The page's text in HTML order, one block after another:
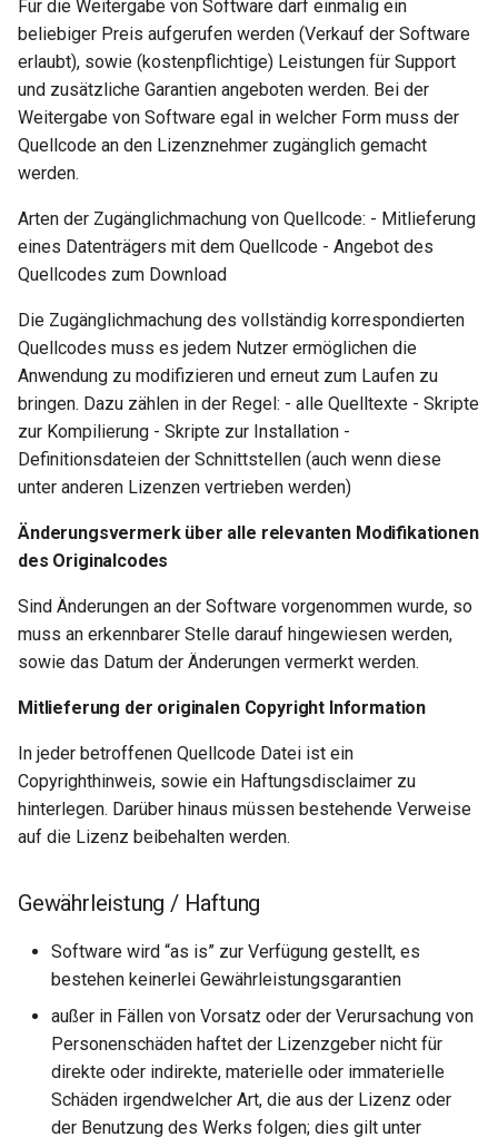
Für die Weitergabe von Software darf einmalig ein
beliebiger Preis aufgerufen werden (Verkauf der Software
erlaubt), sowie (kostenpflichtige) Leistungen für Support
und zusätzliche Garantien angeboten werden. Bei der
Weitergabe von Software egal in welcher Form muss der
Quellcode an den Lizenznehmer zugänglich gemacht
werden.
Arten der Zugänglichmachung von Quellcode: - Mitlieferung
eines Datenträgers mit dem Quellcode - Angebot des
Quellcodes zum Download
Die Zugänglichmachung des vollständig korrespondierten
Quellcodes muss es jedem Nutzer ermöglichen die
Anwendung zu modifizieren und erneut zum Laufen zu
bringen. Dazu zählen in der Regel: - alle Quelltexte - Skripte
zur Kompilierung - Skripte zur Installation -
Definitionsdateien der Schnittstellen (auch wenn diese
unter anderen Lizenzen vertrieben werden)
Änderungsvermerk über alle relevanten Modifikationen
des Originalcodes
Sind Änderungen an der Software vorgenommen wurde, so
muss an erkennbarer Stelle darauf hingewiesen werden,
sowie das Datum der Änderungen vermerkt werden.
Mitlieferung der originalen Copyright Information
In jeder betroffenen Quellcode Datei ist ein
Copyrighthinweis, sowie ein Haftungsdisclaimer zu
hinterlegen. Darüber hinaus müssen bestehende Verweise
auf die Lizenz beibehalten werden.
Gewährleistung / Haftung
Software wird “as is” zur Verfügung gestellt, es
bestehen keinerlei Gewährleistungsgarantien
außer in Fällen von Vorsatz oder der Verursachung von
Personenschäden haftet der Lizenzgeber nicht für
direkte oder indirekte, materielle oder immaterielle
Schäden irgendwelcher Art, die aus der Lizenz oder
der Benutzung des Werks folgen; dies gilt unter